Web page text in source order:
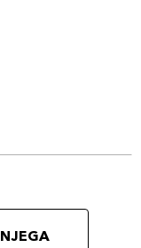
NJEGA